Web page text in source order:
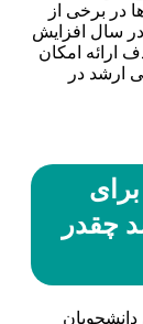
در برخی از
ممکن است تا ۱۰۰۰ یورو در سال افزایش
ارائه امکان
ارشد در
برای
چقدر
دانشجویان